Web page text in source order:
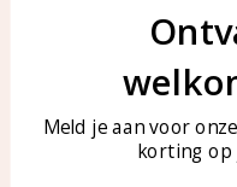
Veelgestelde vragen
Sieraden onderhouden
Meld je aan voor
korting op